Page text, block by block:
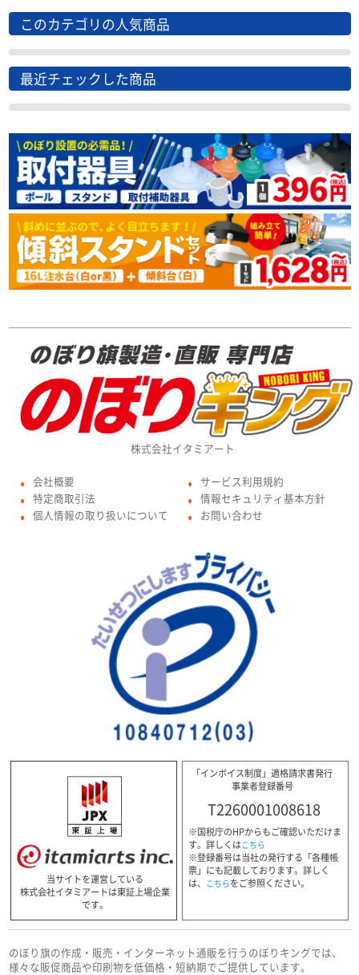
このカテゴリの人気商品
最近チェックした商品
株式会社イタミアート
● 会社概要
● 特定商取引法
● 個人情報の取り扱いについて
● サービス利用規約
● 情報セキュリティ基本方針
● お問い合わせ
当サイトを運営している
株式会社イタミアートは東証上場企業
です。
「インボイス制度」適格請求書発行
事業者登録番号
T2260001008618
※国税庁のHPからもご確認いただけま
す。詳しくはこちら
※登録番号は当社の発行する「各種帳
票」にも記載しております。詳しく
は、 こちらをご参照ください。
のぼり旗の作成・販売・インターネット通販を行うのぼりキングでは、
様々な販促商品や印刷物を低価格・短納期でご提供しています。